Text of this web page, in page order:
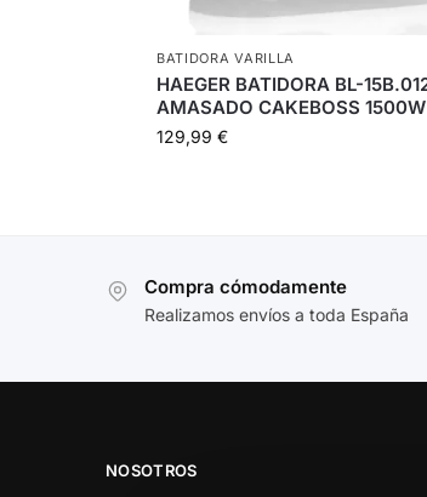
BATIDORA VARILLA
HAEGER BATIDORA BL-
AMASADO CAKEBOSS 1500W
129,99 €
Compra cómodamente
Realizamos envíos a toda España
NOSOTROS